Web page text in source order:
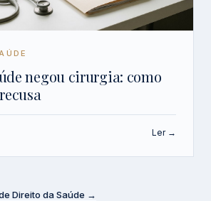
negou cirurgia: como
Ler →
Direito da Saúde →